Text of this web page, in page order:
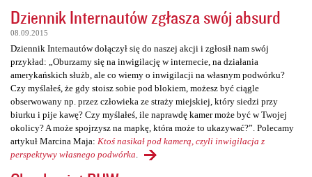
Dziennik Internautów zgłasza swój absurd
08.09.2015
Dziennik Internautów dołączył się do naszej akcji i zgłosił nam swój
przykład: „Oburzamy się na inwigilację w internecie, na działania
amerykańskich służb, ale co wiemy o inwigilacji na własnym podwórku?
Czy myślałeś, że gdy stoisz sobie pod blokiem, możesz być ciągle
obserwowany np. przez człowieka ze straży miejskiej, który siedzi przy
biurku i pije kawę? Czy myślałeś, ile naprawdę kamer może być w Twojej
okolicy? A może spojrzysz na mapkę, która może to ukazywać?”. Polecamy
artykuł Marcina Maja: Ktoś nasikał pod kamerą, czyli inwigilacja z
perspektywy własnego podwórka